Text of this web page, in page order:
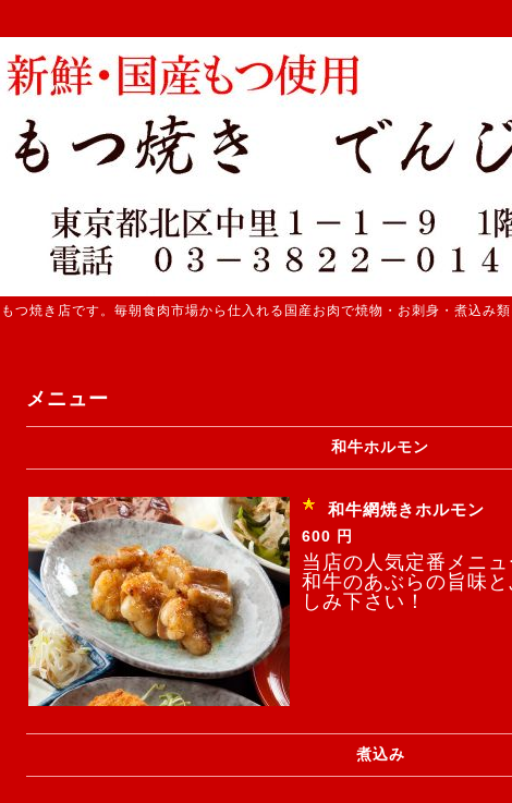
焼き店です。毎朝食肉市場から仕入れる国産お肉で焼物・お刺身・煮込み類
メニュー
和牛ホルモン
和牛網焼きホルモン
600 円
当店の人気定番メニュ
和牛のあぶらの旨味
しみ下さい！
煮込み